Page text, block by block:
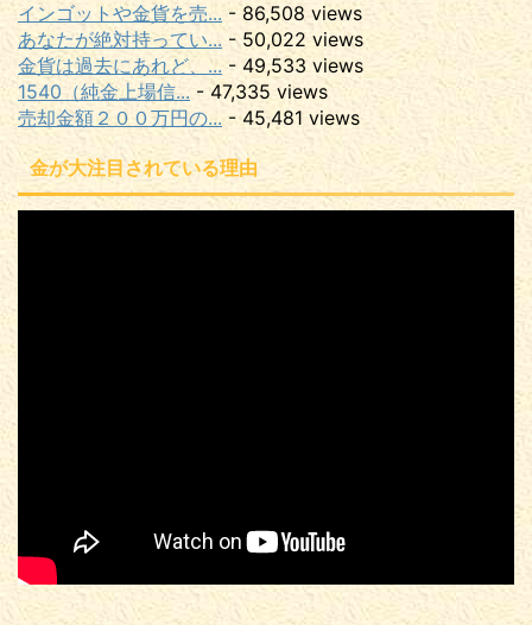
インゴットや金貨を売... - 86,508 views
あなたが絶対持ってい... - 50,022 views
金貨は過去にあれど、... - 49,533 views
1540（純金上場信... - 47,335 views
売却金額２００万円の... - 45,481 views
金が大注目されている理由